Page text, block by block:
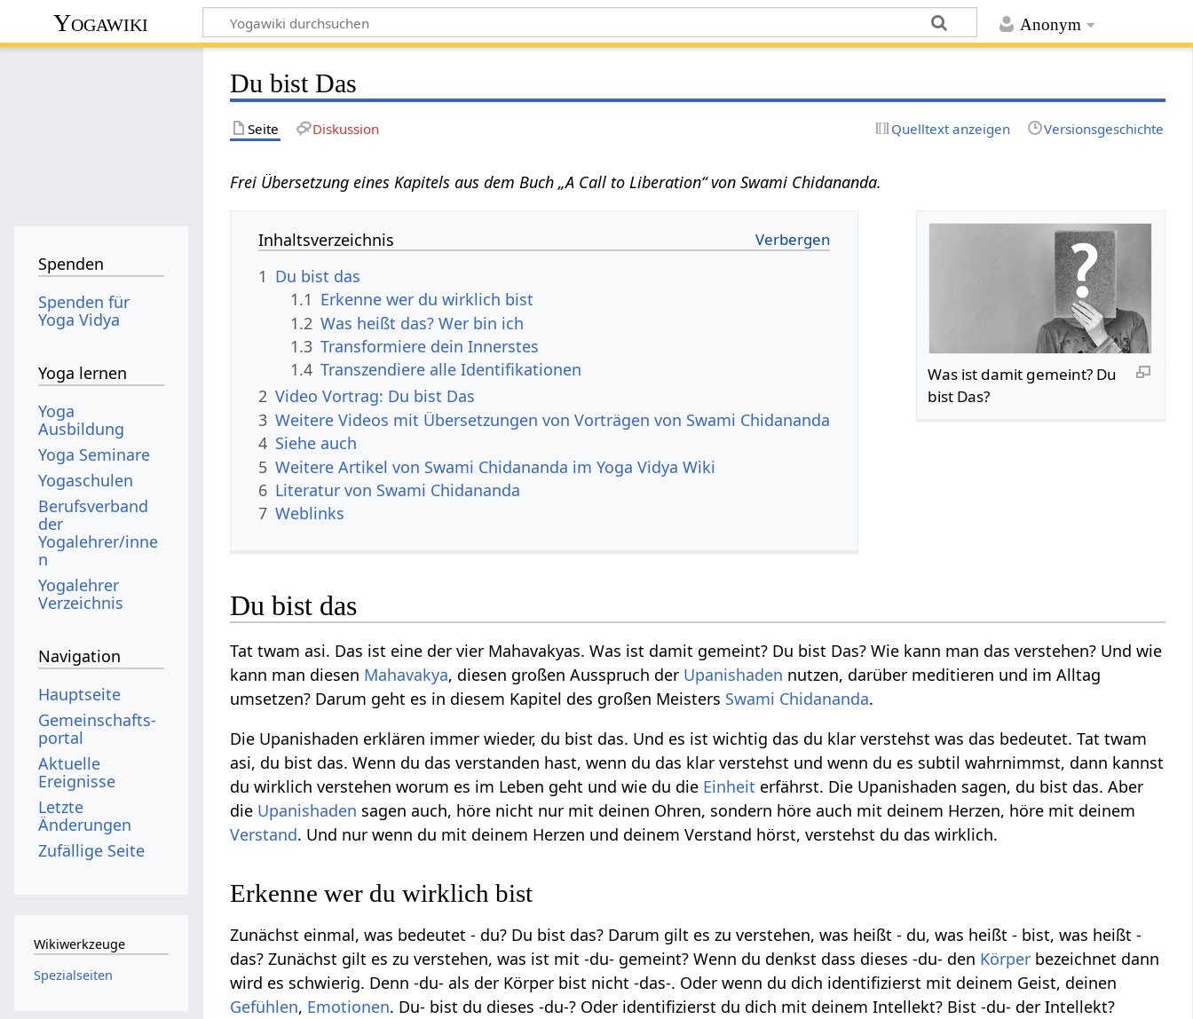
Anonym
Yogawiki
Du bist Das
Seite Diskussion Quelltext anzeigen Versionsgeschichte
Frei Übersetzung eines Kapitels aus dem Buch „A Call to Liberation“ von Swami Chidananda.
Was ist damit gemeint? Du
bist Das?
Inhaltsverzeichnis
1 Du bist das
1.1 Erkenne wer du wirklich bist
1.2 Was heißt das? Wer bin ich
1.3 Transformiere dein Innerstes
1.4 Transzendiere alle Identifikationen
2 Video Vortrag: Du bist Das
3 Weitere Videos mit Übersetzungen von Vorträgen von Swami Chidananda
4 Siehe auch
5 Weitere Artikel von Swami Chidananda im Yoga Vidya Wiki
6 Literatur von Swami Chidananda
7 Weblinks
Du bist das
Tat twam asi. Das ist eine der vier Mahavakyas. Was ist damit gemeint? Du bist Das? Wie kann man das verstehen? Und wie
kann man diesen Mahavakya, diesen großen Ausspruch der Upanishaden nutzen, darüber meditieren und im Alltag
umsetzen? Darum geht es in diesem Kapitel des großen Meisters Swami Chidananda.
Die Upanishaden erklären immer wieder, du bist das. Und es ist wichtig das du klar verstehst was das bedeutet. Tat twam
asi, du bist das. Wenn du das verstanden hast, wenn du das klar verstehst und wenn du es subtil wahrnimmst, dann kannst
du wirklich verstehen worum es im Leben geht und wie du die Einheit erfährst. Die Upanishaden sagen, du bist das. Aber
die Upanishaden sagen auch, höre nicht nur mit deinen Ohren, sondern höre auch mit deinem Herzen, höre mit deinem
Verstand. Und nur wenn du mit deinem Herzen und deinem Verstand hörst, verstehst du das wirklich.
Erkenne wer du wirklich bist
Zunächst einmal, was bedeutet - du? Du bist das? Darum gilt es zu verstehen, was heißt - du, was heißt - bist, was heißt -
das? Zunächst gilt es zu verstehen, was ist mit -du- gemeint? Wenn du denkst dass dieses -du- den Körper bezeichnet dann
wird es schwierig. Denn -du- als der Körper bist nicht -das-. Oder wenn du dich identifizierst mit deinem Geist, deinen
Gefühlen, Emotionen. Du- bist du dieses -du-? Oder identifizierst du dich mit deinem Intellekt? Bist -du- der Intellekt?
Spenden
Spenden für
Yoga Vidya
Yoga lernen
Yoga
Ausbildung
Yoga Seminare
Yogaschulen
Berufsverband
der
Yogalehrer/inne
n
Yogalehrer
Verzeichnis
Navigation
Hauptseite
Gemeinschafts­
portal
Aktuelle
Ereignisse
Letzte
Änderungen
Zufällige Seite
Wikiwerkzeuge
Spezialseiten